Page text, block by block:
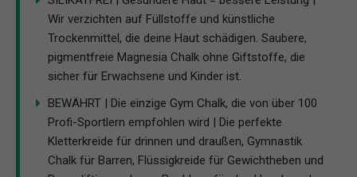
Wir verzichten auf Füllstoffe und künstliche
Trockenmittel, die deine Haut schädigen. Saubere,
pigmentfreie Magnesia Chalk ohne Giftstoffe, die
sicher für Erwachsene und Kinder ist.
BEWÄHRT | Die einzige Gym Chalk, die von über 100
Profi-Sportlern empfohlen wird | Die perfekte
Kletterkreide für drinnen und draußen, Gymnastik
Chalk für Barren, Flüssigkreide für Gewichtheben und